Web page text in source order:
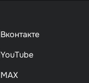
Вконтакте
YouTube
MAX